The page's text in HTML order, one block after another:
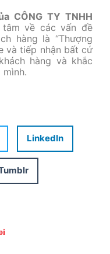
CÔNG TY TNHH
tâm về các vấn đề
hàng là “Thượng
và tiếp nhận bất cứ
hàng và khắc
LinkedIn